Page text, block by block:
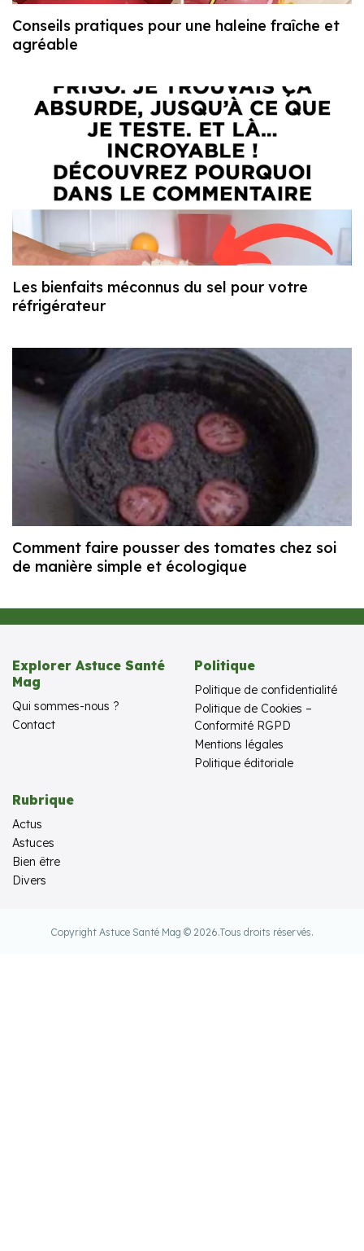
Conseils pratiques pour une haleine fraîche et
agréable
Les bienfaits méconnus du sel pour votre
réfrigérateur
Comment faire pousser des tomates chez soi
de manière simple et écologique
Explorer Astuce Santé
Mag
Qui sommes-nous ?
Contact
Politique
Politique de confidentialité
Politique de Cookies –
Conformité RGPD
Mentions légales
Politique éditoriale
Rubrique
Actus
Astuces
Bien être
Divers
Copyright Astuce Santé Mag © 2026.Tous droits réservés.